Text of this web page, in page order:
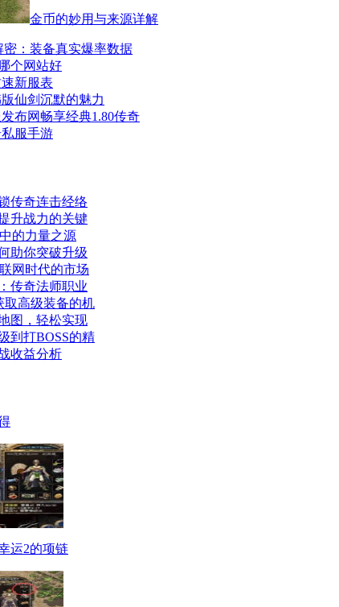
金币的妙用与来源详解
密：装备真实爆率数据
个网站好
新服表
仙剑沉默的魅力
布网畅享经典1.80传奇
服手游
传奇连击经络
升战力的关键
的力量之源
助你突破升级
网时代的市场
传奇法师职业
取高级装备的机
图，轻松实现
到打BOSS的精
收益分析
运2的项链